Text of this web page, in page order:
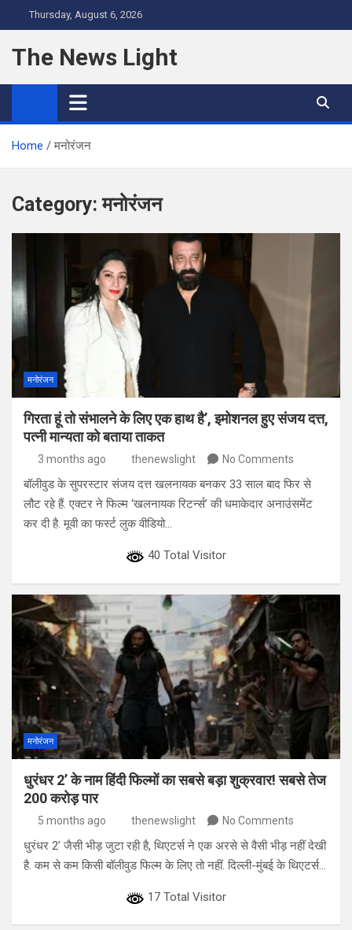
to
content
Thursday, August 6, 2026
The News Light
Home मनोरंजन
Category:मनोरंजन
मनोरंजन
गिरता हूं तो संभालने के लिए एक हाथ है’, इमोशनल हुए संजय दत्त,
पत्नी मान्यता को बताया ताकत
3 months ago thenewslight No Comments
बॉलीवुड के सुपरस्टार संजय दत्त खलनायक बनकर 33 साल बाद फिर से
लौट रहे हैं. एक्टर ने फिल्म ‘खलनायक रिटर्न्स’ की धमाकेदार अनाउंसमेंट
कर दी है. मूवी का फर्स्ट लुक वीडियो…
40 Total Visitor
मनोरंजन
धुरंधर 2’ के नाम हिंदी फिल्मों का सबसे बड़ा शुक्रवार! सबसे तेज
200 करोड़ पार
5 months ago thenewslight No Comments
धुरंधर 2’ जैसी भीड़ जुटा रही है, थिएटर्स ने एक अरसे से वैसी भीड़ नहीं देखी
है. कम से कम किसी बॉलीवुड फिल्म के लिए तो नहीं. दिल्ली-मुंबई के थिएटर्स…
17 Total Visitor